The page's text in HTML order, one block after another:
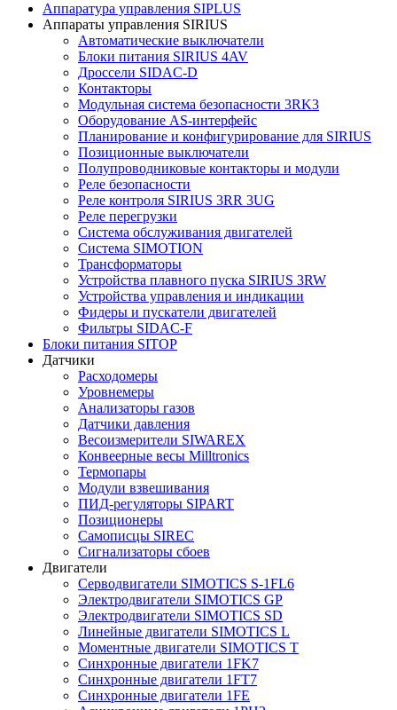
Аппаратура управления SIPLUS
Аппараты управления SIRIUS
Автоматические выключатели
Блоки питания SIRIUS 4AV
Дроссели SIDAC-D
Контакторы
Модульная система безопасности 3RK3
Оборудование AS-интерфейс
Планирование и конфигурирование для SIRIUS
Позиционные выключатели
Полупроводниковые контакторы и модули
Реле безопасности
Реле контроля SIRIUS 3RR 3UG
Реле перегрузки
Сиcтема обслуживания двигателей
Система SIMOTION
Трансформаторы
Устройства плавного пуска SIRIUS 3RW
Устройства управления и индикации
Фидеры и пускатели двигателей
Фильтры SIDAC-F
Блоки питания SITOP
Датчики
Расходомеры
Уровнемеры
Анализаторы газов
Датчики давления
Весоизмерители SIWAREX
Конвеерные весы Milltronics
Термопары
Модули взвешивания
ПИД-регуляторы SIPART
Позиционеры
Самописцы SIREC
Сигнализаторы сбоев
Двигатели
Серводвигатели SIMOTICS S-1FL6
Электродвигатели SIMOTICS GP
Электродвигатели SIMOTICS SD
Линейные двигатели SIMOTICS L
Моментные двигатели SIMOTICS T
Синхронные двигатели 1FK7
Синхронные двигатели 1FT7
Синхронные двигатели 1FE